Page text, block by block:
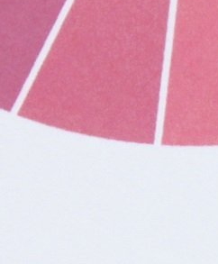
GBA
ゴールベースアプローチ
Products
Service
Market
Store
Seminar